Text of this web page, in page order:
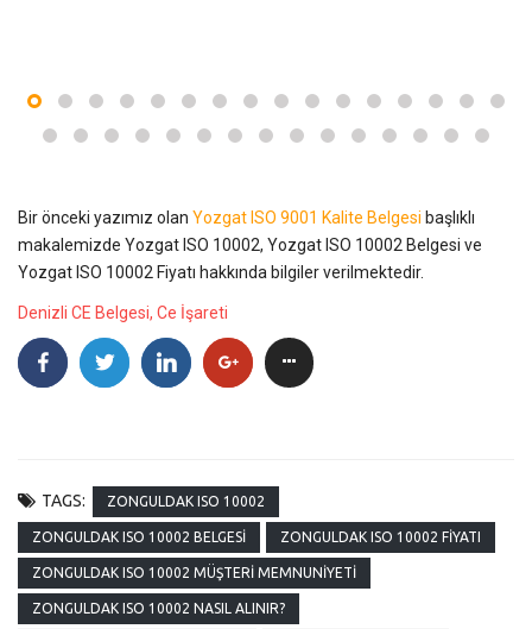
Bir önceki yazımız olan Yozgat ISO 9001 Kalite Belgesi başlıklı
makalemizde Yozgat ISO 10002, Yozgat ISO 10002 Belgesi ve
Yozgat ISO 10002 Fiyatı hakkında bilgiler verilmektedir.
Denizli CE Belgesi, Ce İşareti
TAGS: ZONGULDAK ISO 10002
ZONGULDAK ISO 10002 BELGESI ZONGULDAK ISO 10002 FIYATI
ZONGULDAK ISO 10002 MÜŞTERI MEMNUNIYETI
ZONGULDAK ISO 10002 NASIL ALINIR?